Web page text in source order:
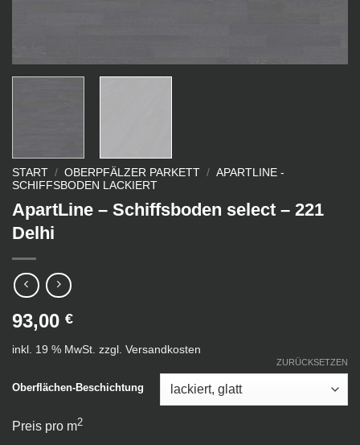
START / OBERPFÄLZER PARKETT / APARTLINE -
SCHIFFSBODEN LACKIERT
ApartLine – Schiffsboden select – 221
Delhi
93,00 €
inkl. 19 % MwSt. zzgl. Versandkosten
Oberflächen-Beschichtung
ZURÜCKSETZEN
Preis pro m2